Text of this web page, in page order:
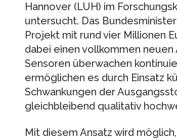
Hannover (LUH) im
untersucht. Das
Projekt mit rund vier Millionen
dabei einen vollkommen
Sensoren überwachen
ermöglichen es durch Einsatz
Schwankungen der
gleichbleibend qualitativ
Mit diesem Ansatz wird